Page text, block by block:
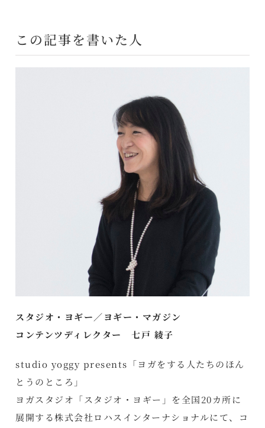
この記事を書いた人
スタジオ・ヨギー／ヨギー・マガジン
コンテンツディレクター 七戸 綾子
studio yoggy presents「ヨガをする人たちのほん
とうのところ」
ヨガスタジオ「スタジオ・ヨギー」を全国20カ所に
展開する株式会社ロハスインターナショナルにて、コ